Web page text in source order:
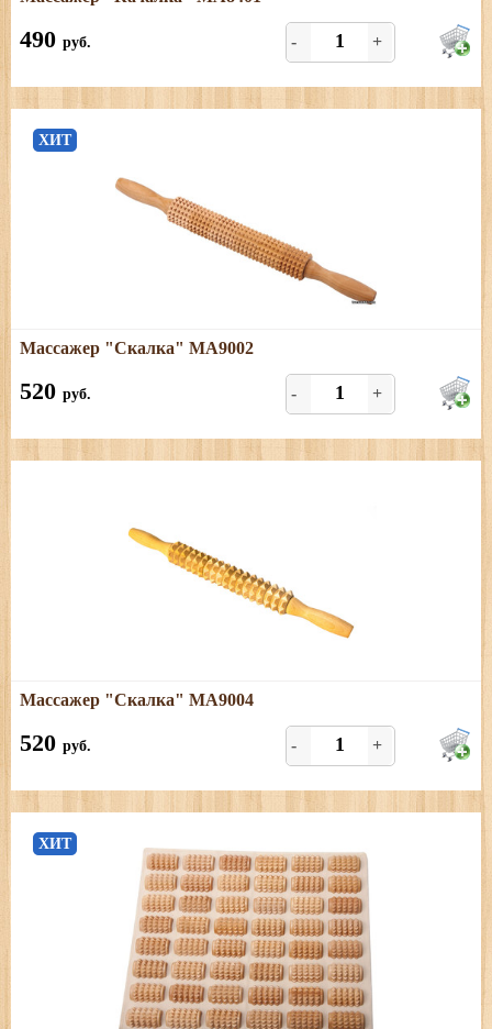
Размеры: длина - 16 см; ширина - 6 см; высота - 7 см.
490 руб. - +
ХИТ
Подробнее
Массажер "Скалка" МА9002
520 руб. - +
Подробнее
Массажер "Скалка" МА9004
520 руб. - +
ХИТ